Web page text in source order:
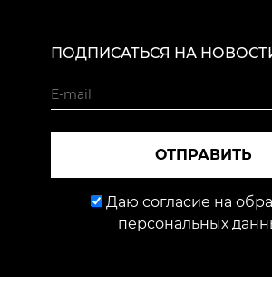
ПОДПИСАТЬСЯ НА
ОТПРАВИТЬ
Даю согласие на
персональных